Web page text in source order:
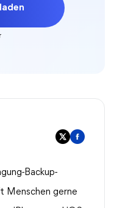
Backup-
Menschen gerne